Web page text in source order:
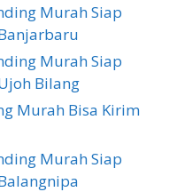
Murah Siap
Murah Siap
Bilang
Murah Bisa Kirim
Murah Siap